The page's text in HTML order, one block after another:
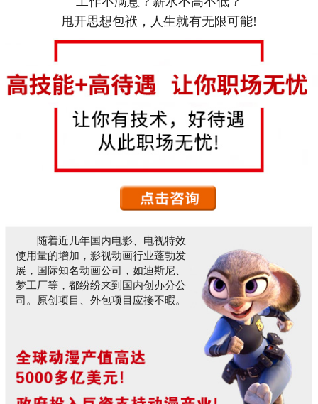
甩开思想包袱，人生就有无限可能!
随着近几年国内电影、电视特效
使用量的增加，影视动画行业蓬勃发
展，国际知名动画公司，如迪斯尼、
梦工厂等，都纷纷来到国内创办分公
司。原创项目、外包项目应接不暇。